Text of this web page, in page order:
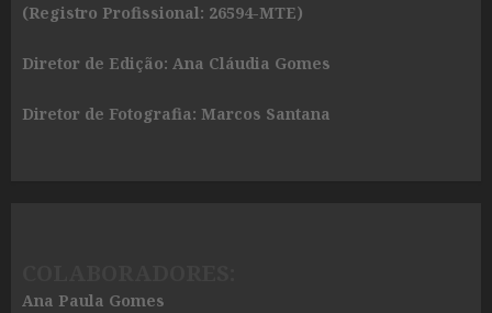
(Registro Profissional: 26594-MTE)
Diretor de Edição: Ana Cláudia Gomes
Diretor de Fotografia: Marcos Santana
Ana Paula Gomes